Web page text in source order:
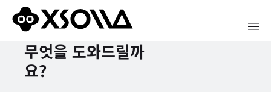
무엇을 도와드릴까
요?